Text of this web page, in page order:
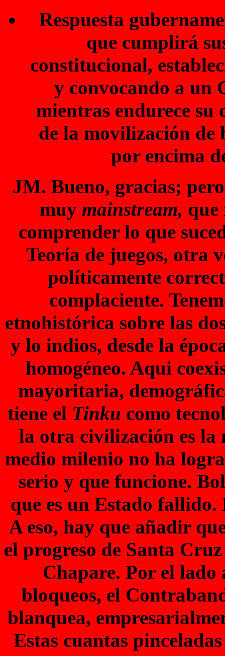
Respuesta
que cumplirá
constitucional,
y convocando a un
mientras endurece su
de la movilización
por encima
JM. Bueno, gracias;
muy mainstream,
comprender lo que
Teoría de juegos, otra
políticamente
complaciente.
etnohistórica sobre las
y lo indios, desde la
homogéneo. Aqui
mayoritaria,
tiene el Tinku como
la otra civilización es la
medio milenio no ha
serio y que funcione.
que es un Estado
A eso, hay que añadir
el progreso de Santa
Chapare. Por el lado
bloqueos, el
blanquea,
Estas cuantas